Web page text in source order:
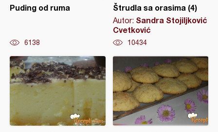
Puding od ruma
6138
Štrudla sa orasima (4)
Autor: Sandra Stojiljković
Cvetković
10434